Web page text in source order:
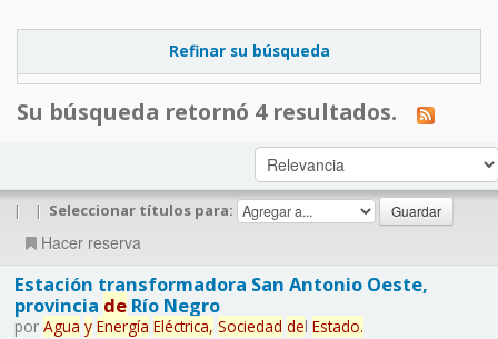
Refinar su búsqueda
Su búsqueda retornó 4 resultados.
| | Seleccionar títulos para:
Hacer reserva
Estación transformadora San Antonio Oeste,
provincia deRío Negro
por Agua y Energía Eléctrica, Sociedad del Estado.